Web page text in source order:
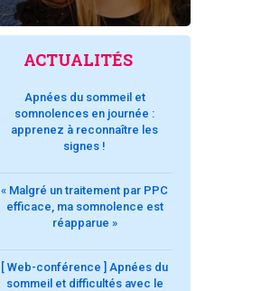
ACTUALITÉS
Apnées du sommeil et
somnolences en journée :
apprenez à reconnaître les
signes !
« Malgré un traitement par PPC
efficace, ma somnolence est
réapparue »
[ Web-conférence ] Apnées du
sommeil et difficultés avec le